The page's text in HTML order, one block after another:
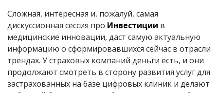
Сложная, интересная и, пожалуй, самая
дискуссионная сессия про Инвестиции в
медицинские инновации, даст самую актуальную
информацию о сформировавшихся сейчас в отрасли
трендах. У страховых компаний деньги есть, и они
продолжают смотреть в сторону развития услуг для
застрахованных на базе цифровых клиник и делают